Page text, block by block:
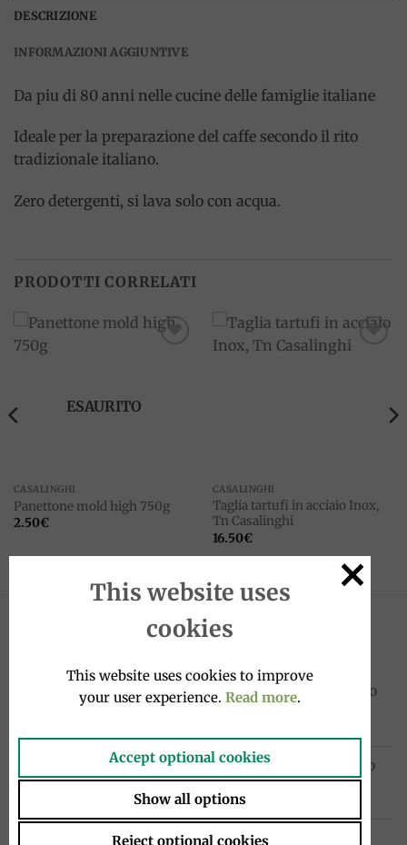
DESCRIZIONE
INFORMAZIONI AGGIUNTIVE
Da piu di 80 anni nelle cucine delle famiglie italiane
Ideale per la preparazione del caffe secondo il rito
tradizionale italiano.
Zero detergenti, si lava solo con acqua.
PRODOTTI CORRELATI
ESAURITO
CASALINGHI
Panettone mold high 750g
2.50€
CASALINGHI
Taglia tartufi in acciaio Inox,
Tn Casalinghi
16.50€
Sanpellegrino Chinò Extra Lime e Zenzero
33cl, San Pellegrino
Cocktail in bottiglia 4x20cl, Sanpellegrino
10.00€
Chinotto in bottiglia 4x275ml, Lurisia
This website uses
cookies
This website uses cookies to improve
your user experience. Read more.
Accept optional cookies
Show all options
Reject optional cookies